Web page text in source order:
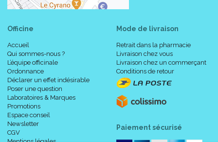
Officine
Accueil
Qui sommes-nous ?
L’équipe officinale
Ordonnance
Déclarer un effet indésirable
Poser une question
Laboratoires & Marques
Promotions
Espace conseil
Newsletter
CGV
Mode de livraison
Retrait dans la pharmacie
Livraison chez vous
Livraison chez un commerçant
Conditions de retour
Paiement sécurisé